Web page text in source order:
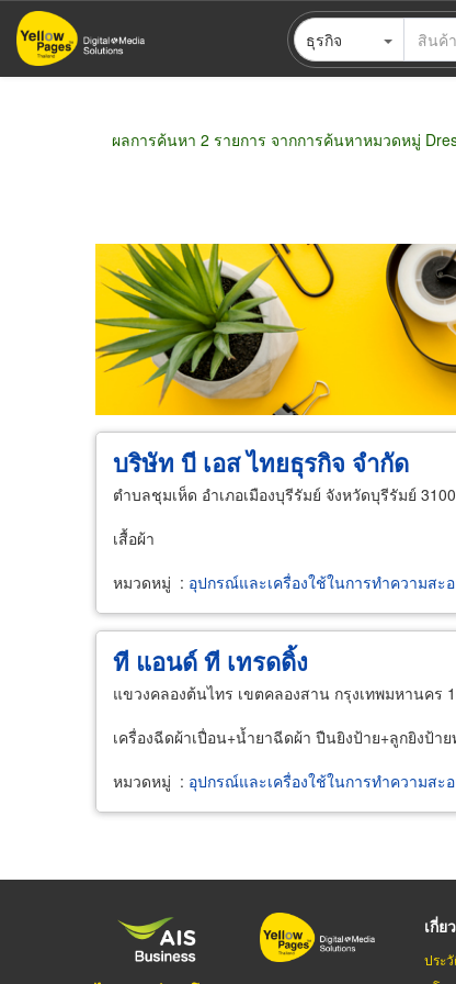
ข้าม
ไป
ธุรกิจ
ผลการค้นหา 2 รายการ จากการค้นหาหมวดหมู่
ขายส่ง ขายปลีก ผู้ผลิต ตัวแทนจั
บริษัท บี เอส ไทยธุรกิจ จำกัด
ตำบลชุมเห็ด อำเภอเมืองบุรีรัมย์ จังหวัดบุรีรัมย์
เสื้อผ้า
หมวดหมู่ : อุปกรณ์และเครื่องใช้ในการทำความสะอ
ที แอนด์ ที เทรดดิ้ง
แขวงคลองต้นไทร เขตคลองสาน กรุงเทพมหานคร
เครื่องฉีดผ้าเปื่อน+น้ำยาฉีดผ้า ปืนยิงป้าย+ลูกยิงป้
หมวดหมู่ : อุปกรณ์และเครื่องใช้ในการทำความสะอ
เกี่ย
ประ